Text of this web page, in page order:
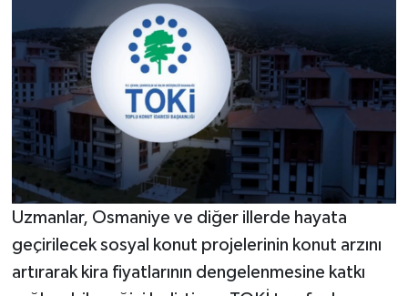
Uzmanlar, Osmaniye ve diğer illerde hayata
geçirilecek sosyal konut projelerinin konut arzını
artırarak kira fiyatlarının dengelenmesine katkı